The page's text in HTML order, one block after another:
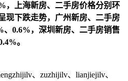
，上海新房、二手房价格分别环
现下跌走势，广州新房、二手房
、0.6%，深圳新房、二手房销售
。
、zuzhijilv、lianjiejilv、